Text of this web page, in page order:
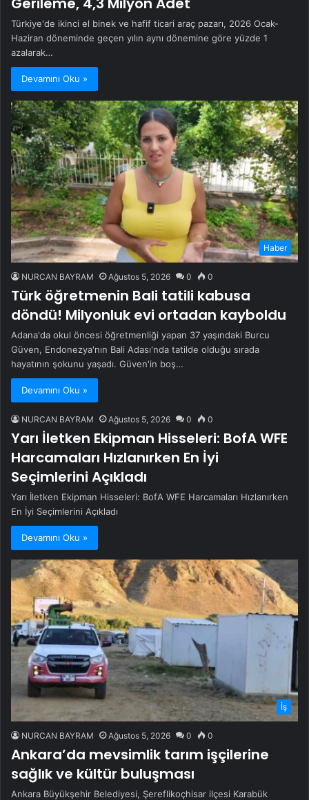
Türkiye'de ikinci el binek ve hafif ticari araç pazarı, 2026 Ocak-
Haziran döneminde geçen yılın aynı dönemine göre yüzde 1
azalarak…
Devamını Oku »
Haber
NURCAN BAYRAM Ağustos 5, 2026 0 0
Türk öğretmenin Bali tatili kabusa
döndü! Milyonluk evi ortadan kayboldu
Adana'da okul öncesi öğretmenliği yapan 37 yaşındaki Burcu
Güven, Endonezya'nın Bali Adası'nda tatilde olduğu sırada
hayatının şokunu yaşadı. Güven'in boş…
Devamını Oku »
NURCAN BAYRAM Ağustos 5, 2026 0 0
Yarı İletken Ekipman Hisseleri: BofA WFE
Harcamaları Hızlanırken En İyi
Seçimlerini Açıkladı
Yarı İletken Ekipman Hisseleri: BofA WFE Harcamaları Hızlanırken
En İyi Seçimlerini Açıkladı
Devamını Oku »
İş
NURCAN BAYRAM Ağustos 5, 2026 0 0
Ankara’da mevsimlik tarım işçilerine
sağlık ve kültür buluşması
Ankara Büyükşehir Belediyesi, Şereflikoçhisar ilçesi Karabük